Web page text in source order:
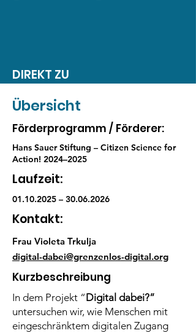
DIREKT ZU
Übersicht
Förderprogramm / Förderer:
Hans Sauer Stiftung – Citizen Science for
Action! 2024–2025
Laufzeit:
01.10.2025 – 30.06.2026
Kontakt:
Frau Violeta Trkulja
digital-dabei@grenzenlos-digital.org
Kurzbeschreibung
In dem Projekt “Digital dabei?”
untersuchen wir, wie Menschen mit
eingeschränktem digitalen Zugang